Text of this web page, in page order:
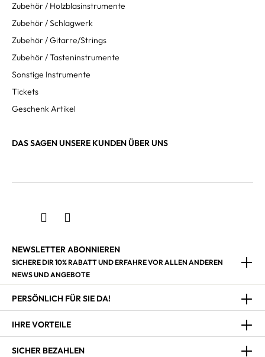
Zubehör / Holzblasinstrumente
Zubehör / Schlagwerk
Zubehör / Gitarre/Strings
Zubehör / Tasteninstrumente
Sonstige Instrumente
Tickets
Geschenk Artikel
DAS SAGEN UNSERE KUNDEN ÜBER UNS
NEWSLETTER ABONNIEREN
SICHERE DIR 10% RABATT UND ERFAHRE VOR ALLEN ANDEREN
NEWS UND ANGEBOTE
PERSÖNLICH FÜR SIE DA!
IHRE VORTEILE
SICHER BEZAHLEN